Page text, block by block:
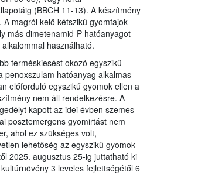
(BBCH 11-13). A készítmény
magról kelő kétszikű gyomfajok
más dimetenamid-P hatóanyagot
használható.
terméskiesést okozó egyszikű
penoxszulam hatóanyag alkalmas
előforduló egyszikű gyomok ellen a
nem áll rendelkezésre. A
kapott az idei évben szemes-
posztemergens gyomirtást nem
ahol ez szükséges volt,
lehetőség az egyszikű gyomok
2025. augusztus 25-ig juttatható ki
3 leveles fejlettségétől 6